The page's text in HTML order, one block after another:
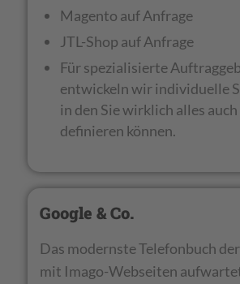
Magento auf Anfrage
JTL-Shop auf Anfrage
Für spezialisierte
entwickeln wir individuelle
in den Sie wirklich alles
definieren können.
Google & Co.
Das modernste Telefonbuch
mit Imago-Webseiten